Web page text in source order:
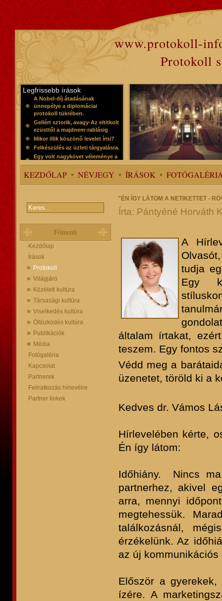
www.protokoll-
Protokoll
Legfrissebb írások
A Nobel-díj átadásának
ünnepélye a diplomáciai
protokoll tükrében.
Gellért sztorik, avagy-Az eltitkolt
ezüsttől a majdnem-rablásig
Mikor illik köszönő levelet írni?
Felkészülés az üzleti tárgyalásra.
Egy volt nagykövet véleménye a
protokollról
KEZDŐLAP NÉVJEGY ÍRÁSOK
Főmenü
Kezdőlap
Írások
Protokoll
Világjáró
Közéleti kultúra
Társasági kultúra
Viselkedés kultúra
Öltözködés kultúra
Publikációk
Média
Fotógaléria
Kapcsolat
Partnerek
Feliratkozás hírlevélre
Partner linkek
"ÉN ÍGY LÁTOM A NETIKETTET -
Írta: Pántyéné Horváth
A
tudja
Egy
általam írtakat,
teszem. Egy fontos
Védd meg a
üzenetet, töröld ki a
Kedves dr. Vámos
Hírlevelében kérte,
Én így látom:
Időhiány. Nincs
partnerhez, akivel
arra, mennyi
megtehessük.
találkozásnál,
érzékelünk. Az
az új
Először a
ízére. A